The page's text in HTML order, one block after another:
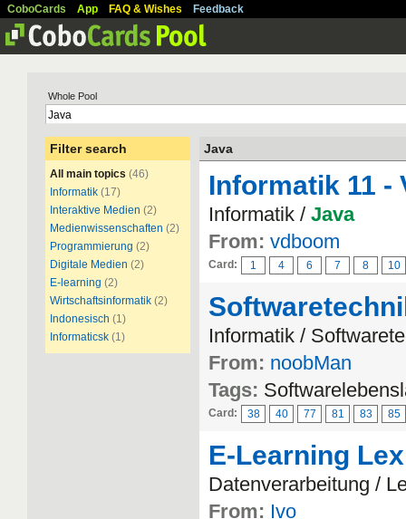
CoboCards App FAQ & Wishes Feedback
Whole Pool
Filter search
All main topics (46)
Informatik (17)
Interaktive Medien (2)
Medienwissenschaften (2)
Programmierung (2)
Digitale Medien (2)
E-learning (2)
Wirtschaftsinformatik (2)
Indonesisch (1)
Informaticsk (1)
Java
Informatik 11 -
Informatik / Java
From: vdboom
Card: 1 4 6 7 8 10
Informatik /
From: noobMan
Tags:
Card: 38 40 77 81 83 85
E-Learning
Datenverarbeitung /
From: Ivo